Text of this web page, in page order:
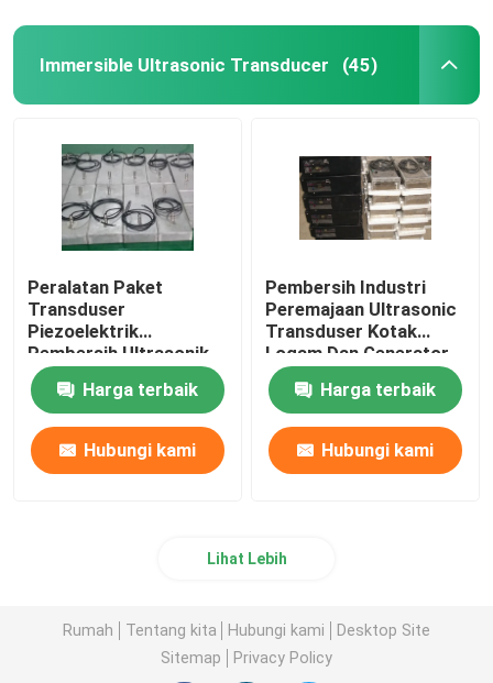
Immersible Ultrasonic Transducer (45)
Peralatan Paket
Transduser
Piezoelektrik
Pembersih Ultrasonik
Immersible 2kw
Harga terbaik
Hubungi kami
Pembersih Industri
Peremajaan Ultrasonic
Transduser Kotak
Logam Dan Generator
Harga terbaik
Hubungi kami
Lihat Lebih
Rumah Tentang kita Hubungi kami
Desktop Site
Sitemap
Privacy Policy